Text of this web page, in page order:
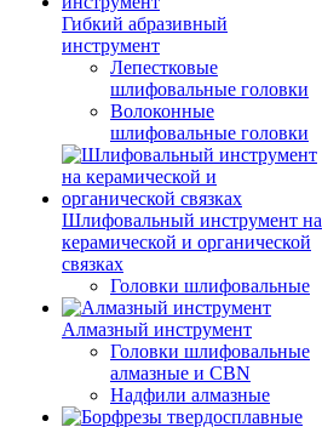
Гибкий абразивный
инструмент
Лепестковые
шлифовальные головки
Волоконные
шлифовальные головки
Шлифовальный инструмент на
керамической и органической
связках
Головки шлифовальные
Алмазный инструмент
Головки шлифовальные
алмазные и CBN
Надфили алмазные